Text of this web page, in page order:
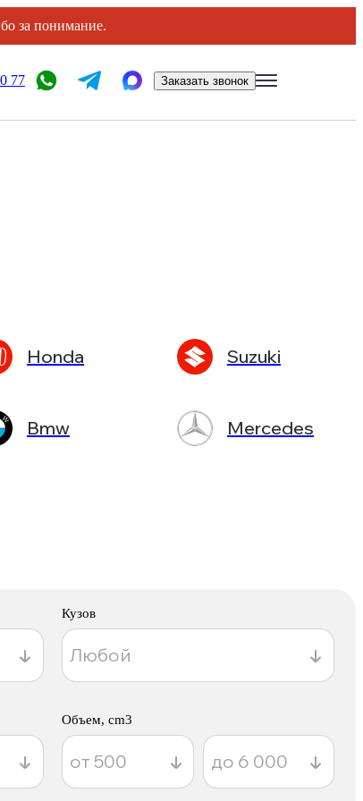
за понимание.
77 Заказать звонок
Honda Suzuki
Bmw Mercedes
Кузов
Объем, cm3